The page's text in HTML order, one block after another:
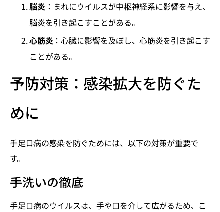
脳炎 ：まれにウイルスが中枢神経系に影響を与え、
脳炎を引き起こすことがある。
心筋炎 ：心臓に影響を及ぼし、心筋炎を引き起こす
ことがある。
予防対策：感染拡大を防ぐた
めに
手足口病の感染を防ぐためには、以下の対策が重要で
す。
手洗いの徹底
手足口病のウイルスは、手や口を介して広がるため、こ